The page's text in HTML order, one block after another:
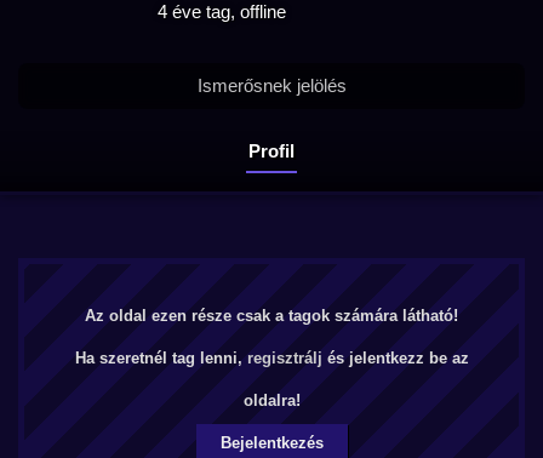
4 éve tag, offline
Profil
Ismerősnek jelölés
Az oldal ezen része csak a tagok számára látható!
Ha szeretnél tag lenni, regisztrálj és jelentkezz be az
oldalra!
Bejelentkezés